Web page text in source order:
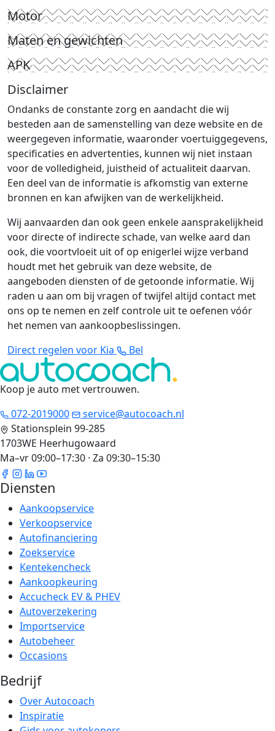
Motor
Maten en gewichten
APK
Disclaimer
Ondanks de constante zorg en aandacht die wij
besteden aan de samenstelling van deze website en de
weergegeven informatie, waaronder voertuiggegevens,
specificaties en advertenties, kunnen wij niet instaan
voor de volledigheid, juistheid of actualiteit daarvan.
Een deel van de informatie is afkomstig van externe
bronnen en kan afwijken van de werkelijkheid.
Wij aanvaarden dan ook geen enkele aansprakelijkheid
voor directe of indirecte schade, van welke aard dan
ook, die voortvloeit uit of op enigerlei wijze verband
houdt met het gebruik van deze website, de
aangeboden diensten of de getoonde informatie. Wij
raden u aan om bij vragen of twijfel altijd contact met
ons op te nemen en zelf controle uit te oefenen vóór
het nemen van aankoopbeslissingen.
Direct regelen voor Kia
Bel
Koop je auto met vertrouwen.
072-2019000
service@autocoach.nl
Stationsplein 99-285
1703WE Heerhugowaard
Ma–vr 09:00–17:30 · Za 09:30–15:30
Diensten
Aankoopservice
Verkoopservice
Autofinanciering
Zoekservice
Kentekencheck
Aankoopkeuring
Accucheck EV & PHEV
Autoverzekering
Importservice
Autobeheer
Occasions
Bedrijf
Over Autocoach
Inspiratie